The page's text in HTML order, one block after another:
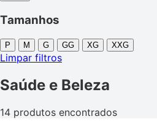
Tamanhos
P M G GG XG XXG
Limpar filtros
Saúde e Beleza
14 produtos encontrados